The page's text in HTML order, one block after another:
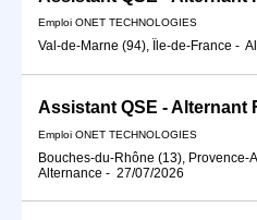
Emploi ONET TECHNOLOGIES
Val-de-Marne (94), Île-de-France -
Assistant QSE - Alternant
Emploi ONET TECHNOLOGIES
Bouches-du-Rhône (13), Provence-
Alternance - 27/07/2026